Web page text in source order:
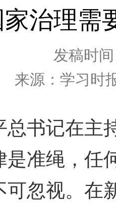
治理需
发稿时
来源：学习时
记在主
是准绳，任
可忽视。在